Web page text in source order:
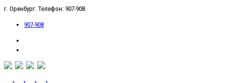
г. Оренбург. Телефон: 907-908.
907-908